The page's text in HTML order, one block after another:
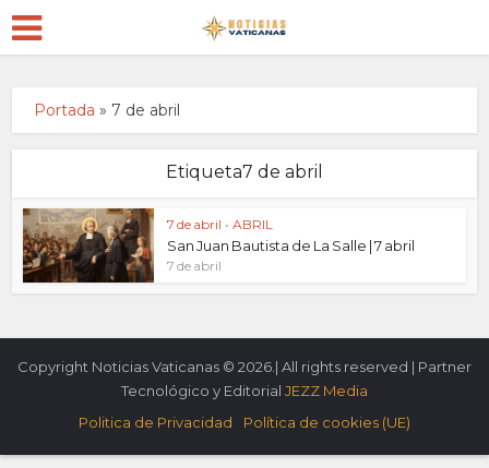
Portada » 7 de abril
Etiqueta7 de abril
7 de abril • ABRIL
San Juan Bautista de La Salle | 7 abril
7 de abril
Copyright Noticias Vaticanas © 2026.| All rights reserved | Partner
Tecnológico y Editorial JEZZ Media
Politica de Privacidad
Política de cookies (UE)